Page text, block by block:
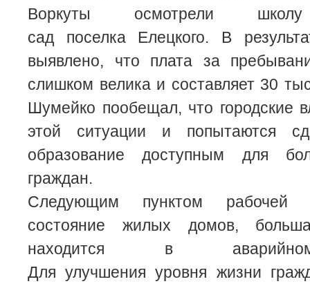
Воркуты осмотрели
сад поселка Елецкого. В
выявлено, что плата за
слишком велика и составляет 30
Шумейко пообещал, что городские
этой ситуации и попытаются
образование доступным для
граждан.
Следующим пунктом рабочей
состояние жилых домов,
находится в
Для улучшения уровня жизни